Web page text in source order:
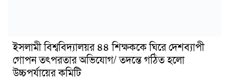
ইসলামী বিশ্ববিদ্যালয়র ৪৪ শিক্ষককে ঘিরে দেশব্যাপী
গোপন তৎপরতার অভিযোগ/ তদন্তে গঠিত হলো
উচ্চপর্যায়ের কমিটি